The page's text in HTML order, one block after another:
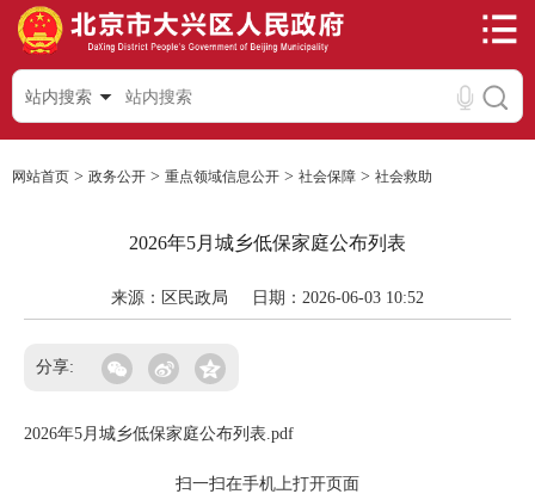
站内搜索
网站首页 > 政务公开 > 重点领域信息公开 > 社会保障 > 社会救助
2026年5月城乡低保家庭公布列表
来源：区民政局 日期：2026-06-03 10:52
分享:
2026年5月城乡低保家庭公布列表.pdf
扫一扫在手机上打开页面